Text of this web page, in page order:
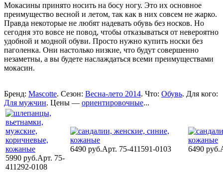
Мокасины принято носить на босу ногу. Это их основное
преимущество весной и летом, так как в них совсем не жарко.
Правда некоторые не любят надевать обувь без носков. Но
сегодня это вовсе не повод, чтобы отказываться от невероятно
удобной и модной обуви. Просто нужно купить носки без
паголенка. Они настолько низкие, что будут совершенно
незаметны, а вы будете наслаждаться всеми преимуществами
мокасин.
Бренд: Mascotte. Сезон: Весна-лето 2014. Что: Обувь. Для кого:
Для мужчин. Цены — ориентировочные...
5990 руб.Арт. 75-
411292-0108
6490 руб.Арт. 75-411591-0103 6490 руб.